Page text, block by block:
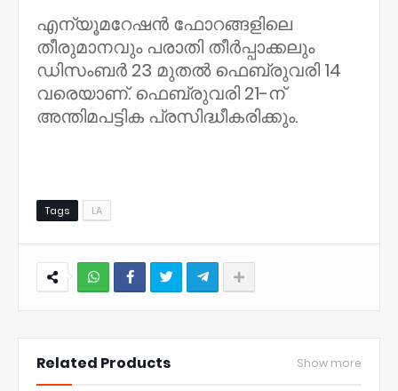
എന്യൂമറേഷൻ ഫോറങ്ങളിലെ
തീരുമാനവും പരാതി തീർപ്പാക്കലും
ഡിസംബർ 23 മുതൽ ഫെബ്രുവരി 14
വരെയാണ്. ഫെബ്രുവരി 21-ന്
അന്തിമപട്ടിക പ്രസിദ്ധീകരിക്കും.
Tags LA
Related Products Show more